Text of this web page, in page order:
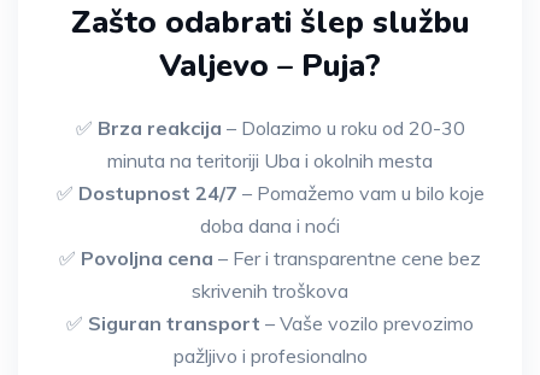
Zašto odabrati šlep službu
Valjevo – Puja?
✅ Brza reakcija – Dolazimo u roku od 20-30
minuta na teritoriji Uba i okolnih mesta
✅ Dostupnost 24/7 – Pomažemo vam u bilo koje
doba dana i noći
✅ Povoljna cena – Fer i transparentne cene bez
skrivenih troškova
✅ Siguran transport – Vaše vozilo prevozimo
pažljivo i profesionalno